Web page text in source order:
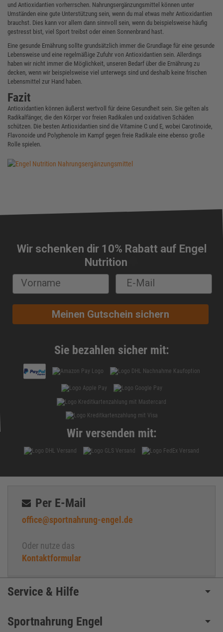
und Antioxidantien vorherrschen. Nahrungsergänzungsmittel können unter
Umständen eine gute Unterstützung sein, wenn du mal etwas mehr Antioxidantien
brauchst. Dies kann vor allem dann sinnvoll sein, wenn du beispielsweise häufig
gestresst bist, viel Sport treibst oder einen Sonnenbrand hast.
Eine gesunde Ernährung sollte grundsätzlich immer die Grundlage für eine gesunde
Lebensweise und eine regelmäßige Zufuhr von Antioxidantien sein. Allerdings
haben wir nicht immer die Möglichkeit, unseren Bedarf über die Ernährung zu
decken, wenn wir beispielsweise viel unterwegs sind und deshalb keine frischen
Lebensmittel zur Hand haben.
Fazit
Antioxidantien können äußerst wertvoll für deine Gesundheit sein. Sie gelten als
Radikalfänger, die den Körper vor freien Radikalen und oxidativen Schäden
schützen. Die besten Antioxidantien sind die Vitamine C und E, wobei Carotinoide,
Flavonoide und Polyphenole im Kampf gegen freie Radikale eine ebenso große
Rolle spielen.
Wir schenken dir 10% Rabatt auf Engel
Nutrition
Meinen Gutschein sichern
Sie bezahlen sicher mit:
Wir versenden mit:
Per E-Mail
office@sportnahrung-engel.de
Oder nutze das
Kontaktformular
Service & Hilfe
Sportnahrung Engel